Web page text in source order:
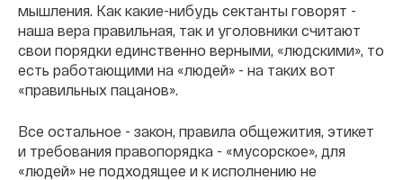
мышления. Как какие-нибудь сектанты говорят -
наша вера правильная, так и уголовники считают
свои порядки единственно верными, «людскими», то
есть работающими на «людей» - на таких вот
«правильных пацанов».
Все остальное - закон, правила общежития, этикет
и требования правопорядка - «мусорское», для
«людей» не подходящее и к исполнению не